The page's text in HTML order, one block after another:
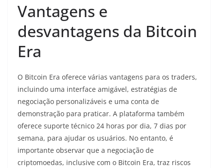
Vantagens e
desvantagens da Bitcoin
Era
O Bitcoin Era oferece várias vantagens para os traders,
incluindo uma interface amigável, estratégias de
negociação personalizáveis e uma conta de
demonstração para praticar. A plataforma também
oferece suporte técnico 24 horas por dia, 7 dias por
semana, para ajudar os usuários. No entanto, é
importante observar que a negociação de
criptomoedas, inclusive com o Bitcoin Era, traz riscos